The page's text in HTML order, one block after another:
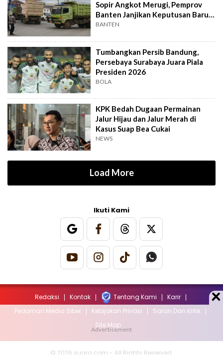
Sopir Angkot Merugi, Pemprov
Banten Janjikan Keputusan Baru 4
Hari Lagi
BANTEN
Tumbangkan Persib Bandung,
Persebaya Surabaya Juara Piala
Presiden 2026
BOLA
KPK Bedah Dugaan Permainan
Jalur Hijau dan Jalur Merah di
Kasus Suap Bea Cukai
NEWS
Load More
Ikuti Kami
Redaksi Kontak Tentang Kami
Karir
Pedoman Media Siber
Kebijakan Privasi
Saran Dan Kritik
Site Map
© 2026 suara.com - All Rights Reserved.